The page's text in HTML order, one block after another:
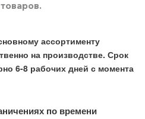
ассортименту
на производстве. Срок
6-8 рабочих дней с момента
по времени